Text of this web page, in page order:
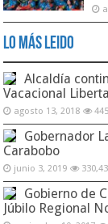
Lo Más Leido
Alcaldía
Vacacional
agosto 13, 2018
Gobernador
Carabobo
junio 3, 2019
Gobierno de
Júbilo Regional